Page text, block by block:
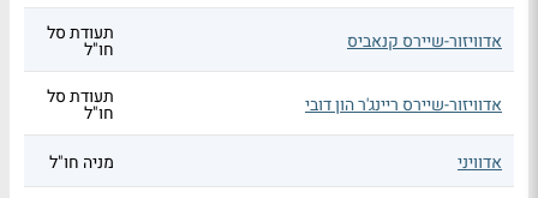
אדוויזור-שיירס קנאביס תעודת סל
חו"ל
אדוויזור-שיירס ריינג'ר הון דובי תעודת סל
חו"ל
אדוויני
מניה חו"ל